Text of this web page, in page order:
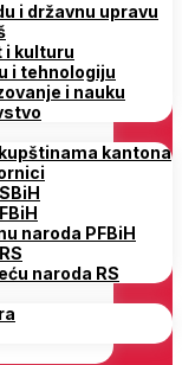
i državnu upravu
i kulturu
i tehnologiju
i nauku
kantona
naroda PFBiH
naroda RS